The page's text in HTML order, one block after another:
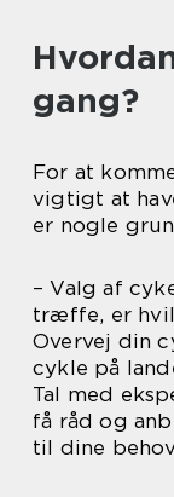
gang?
For at
vigtigt at
er nogle
– Valg af
træffe, er
Overvej din
cykle på
Tal med
få råd og
til dine